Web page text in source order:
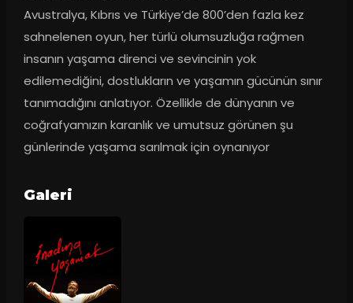
Avustralya, Kıbrıs ve Türkiye’de 800’den fazla kez
sahnelenen oyun, her türlü olumsuzluğa rağmen
insanın yaşama direnci ve sevincinin yok
edilemediğini, dostlukların ve yaşamın gücünün sınır
tanımadığını anlatıyor. Özellikle de dünyanın ve
coğrafyamızın karanlık ve umutsuz görünen şu
günlerinde yaşama sarılmak için oynanıyor
Galeri